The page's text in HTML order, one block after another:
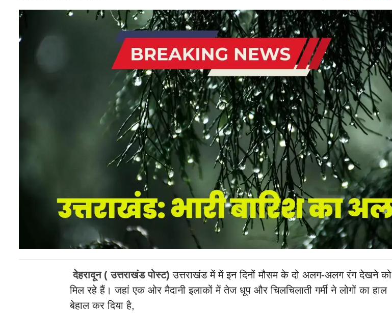
देहरादून ( उत्तराखंड पोस्ट) उत्तराखंड में में इन दिनों मौसम के दो अलग-अलग रंग देखने को
मिल रहे हैं। जहां एक ओर मैदानी इलाकों में तेज धूप और चिलचिलाती गर्मी ने लोगों का हाल
बेहाल कर दिया है,